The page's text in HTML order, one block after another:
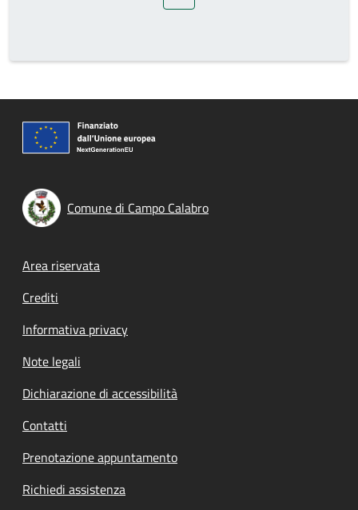
Comune di Campo Calabro
Footer menu
Area riservata
Crediti
Informativa privacy
Note legali
Dichiarazione di accessibilità
Contatti
Prenotazione appuntamento
Richiedi assistenza